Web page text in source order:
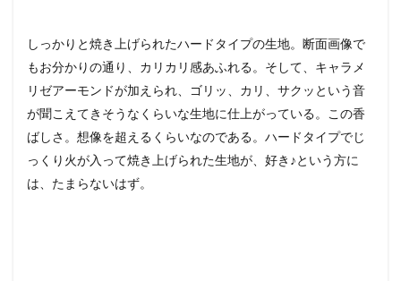
しっかりと焼き上げられたハードタイプの生地。断面画像で
もお分かりの通り、カリカリ感あふれる。そして、キャラメ
リゼアーモンドが加えられ、ゴリッ、カリ、サクッという音
が聞こえてきそうなくらいな生地に仕上がっている。この香
ばしさ。想像を超えるくらいなのである。ハードタイプでじ
っくり火が入って焼き上げられた生地が、好き♪という方に
は、たまらないはず。